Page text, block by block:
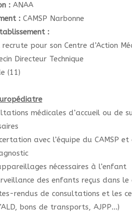
: ANAA
: CAMSP Narbonne
:
recrute pour son Centre d’Action
Directeur Technique
(11)
médicales d’accueil ou de
avec l’équipe du CAMSP
nécessaires à l’enfant
des enfants reçus dans
rendus de consultations et les
bons de transports, AJPP…)